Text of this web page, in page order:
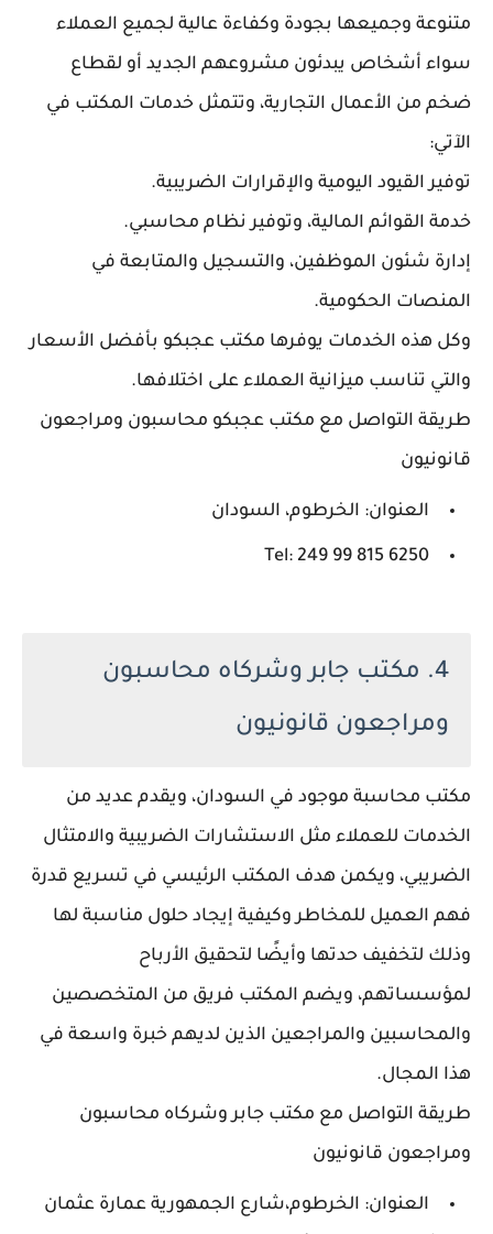
متنوعة وجميعها بجودة وكفاءة عالية لجميع العملاء
سواء أشخاص يبدئون مشروعهم الجديد أو لقطاع
ضخم من الأعمال التجارية، وتتمثل خدمات المكتب في
الآتي:
توفير القيود اليومية والإقرارات الضريبية.
خدمة القوائم المالية، وتوفير نظام محاسبي.
إدارة شئون الموظفين، والتسجيل والمتابعة في
المنصات الحكومية.
وكل هذه الخدمات يوفرها مكتب عجبكو بأفضل الأسعار
والتي تناسب ميزانية العملاء على اختلافها.
طريقة التواصل مع مكتب عجبكو محاسبون ومراجعون
قانونيون
العنوان: الخرطوم، السودان
Tel: 249 99 815 6250
4. مكتب جابر وشركاه محاسبون
ومراجعون قانونيون
مكتب محاسبة موجود في السودان، ويقدم عديد من
الخدمات للعملاء مثل الاستشارات الضريبية والامتثال
الضريبي، ويكمن هدف المكتب الرئيسي في تسريع قدرة
فهم العميل للمخاطر وكيفية إيجاد حلول مناسبة لها
وذلك لتخفيف حدتها وأيضًا لتحقيق الأرباح
لمؤسساتهم، ويضم المكتب فريق من المتخصصين
والمحاسبين والمراجعين الذين لديهم خبرة واسعة في
هذا المجال.
طريقة التواصل مع مكتب جابر وشركاه محاسبون
ومراجعون قانونيون
العنوان: الخرطوم،شارع الجمهورية عمارة عثمان